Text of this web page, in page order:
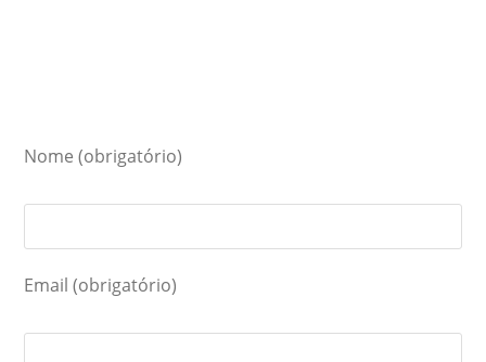
Nome (obrigatório)
Email (obrigatório)